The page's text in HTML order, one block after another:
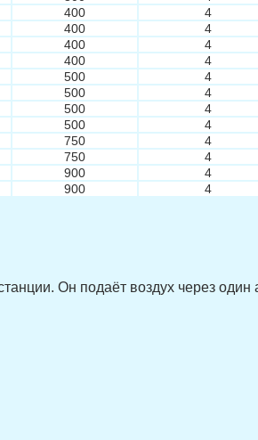
400 4
400 4
400 4
400 4
500 4
500 4
500 4
500 4
750 4
750 4
900 4
900 4
Он подаёт воздух через один